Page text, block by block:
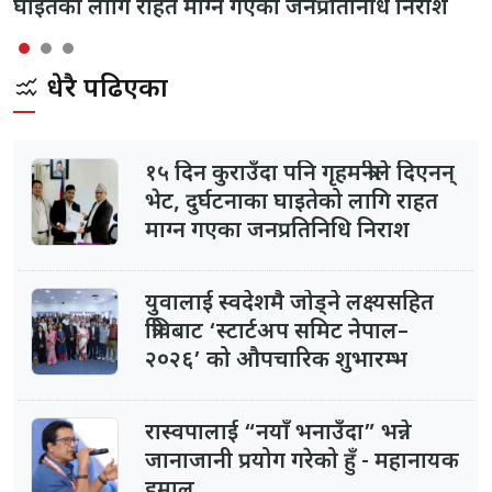
घाइतेको लागि राहत माग्न गएका जनप्रतिनिधि निराश
धेरै पढिएका
१५ दिन कुराउँदा पनि गृहमन्त्रीले दिएनन्
भेट, दुर्घटनाका घाइतेको लागि राहत
माग्न गएका जनप्रतिनिधि निराश
युवालाई स्वदेशमै जोड्ने लक्ष्यसहित
त्रिविबाट ‘स्टार्टअप समिट नेपाल–
२०२६’ को औपचारिक शुभारम्भ
रास्वपालाई “नयाँ भनाउँदा” भन्ने
जानाजानी प्रयोग गरेको हुँ - महानायक